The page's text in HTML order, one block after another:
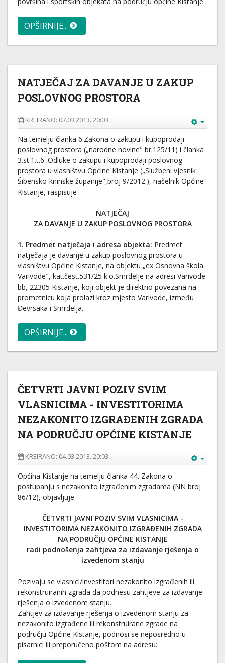
OPŠIRNIJE...
NATJEČAJ ZA DAVANJE U ZAKUP
POSLOVNOG PROSTORA
KREIRANO: 07.03.2013. 20:03
Na temelju članka 6.Zakona o zakupu i kupoprodaji
poslovnog prostora („narodne novine" br.125/11) i članka
3.st.1.t.6. Odluke o zakupu i kupoprodaji poslovnog
prostora u vlasništvu Općine Kistanje („Službeni vjesnik
Šibensko-kninske županije",broj 9/2012.), načelnik Općine
Kistanje, raspisuje
NATJEČAJ
ZA DAVANJE U ZAKUP POSLOVNOG PROSTORA
1. Predmet natječaja i adresa objekta: Predmet
natječaja je davanje u zakup poslovnog prostora u
vlasništvu Općine Kistanje, na objektu „ex Osnovna škola
Varivode", kat.čest.531/25 k.o.Smrdelje na adresi Varivode
bb, 22305 Kistanje, koji objekt je direktno povezana na
prometnicu koja prolazi kroz mjesto Varivode, između
Đevrsaka i Smrdelja.
OPŠIRNIJE...
ČETVRTI JAVNI POZIV SVIM
VLASNICIMA - INVESTITORIMA
NEZAKONITO IZGRAĐENIH ZGRADA
NA PODRUČJU OPĆINE KISTANJE
KREIRANO: 04.03.2013. 20:03
Općina Kistanje na temelju članka 44. Zakona o
postupanju s nezakonito izgrađenim zgradama (NN broj
86/12), objavljuje
ČETVRTI JAVNI POZIV SVIM VLASNICIMA -
INVESTITORIMA NEZAKONITO IZGRAĐENIH ZGRADA
NA PODRUČJU OPĆINE KISTANJE
radi podnošenja zahtjeva za izdavanje rješenja o
izvedenom stanju
Pozivaju se vlasnici/investitori nezakonito izgrađenih ili
rekonstruiranih zgrada da podnesu zahtjeve za izdavanje
rješenja o izvedenom stanju.
Zahtjev za izdavanje rješenja o izvedenom stanju za
nezakonito izgrađene ili rekonstruirane zgrade na
području Općine Kistanje, podnosi se neposredno u
pisarnici ili preporučeno poštom na adresu: